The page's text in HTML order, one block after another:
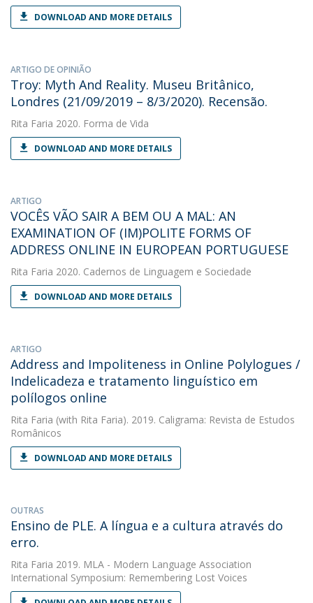
DOWNLOAD AND MORE DETAILS
ARTIGO DE OPINIÃO
Troy: Myth And Reality. Museu Britânico,
Londres (21/09/2019 – 8/3/2020). Recensão.
Rita Faria 2020. Forma de Vida
DOWNLOAD AND MORE DETAILS
ARTIGO
VOCÊS VÃO SAIR A BEM OU A MAL: AN
EXAMINATION OF (IM)POLITE FORMS OF
ADDRESS ONLINE IN EUROPEAN PORTUGUESE
Rita Faria 2020. Cadernos de Linguagem e Sociedade
DOWNLOAD AND MORE DETAILS
ARTIGO
Address and Impoliteness in Online Polylogues /
Indelicadeza e tratamento linguístico em
polílogos online
Rita Faria (with Rita Faria). 2019. Caligrama: Revista de Estudos
Românicos
DOWNLOAD AND MORE DETAILS
OUTRAS
Ensino de PLE. A língua e a cultura através do
erro.
Rita Faria 2019. MLA - Modern Language Association
International Symposium: Remembering Lost Voices